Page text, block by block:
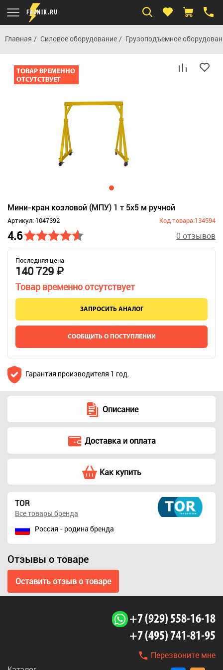
Главная Силовое оборудование Грузоподъемное
Мини-кран козловой (МПУ) 1 т 5х5 м ручной
Артикул: 1047392 Код товара:134594
4.6 0 отзывов
Последняя цена
140 729 ₽
Товар временно отсутствует
ЗАПРОСИТЬ АНАЛОГ
СООБЩИТЬ О ПОСТУПЛЕНИИ
Гарантия производителя 1 год.
Описание
Доставка и оплата
Как купить
TOR
Все товары бренда
Россия - родина бренда
Отзывы о товаре
Оставить отзыв о товаре
+7 (929) 558-16-18
+7 (495) 741-81-95
Перезвоните мне